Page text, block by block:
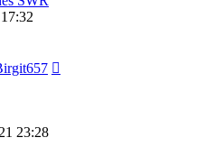
23:28